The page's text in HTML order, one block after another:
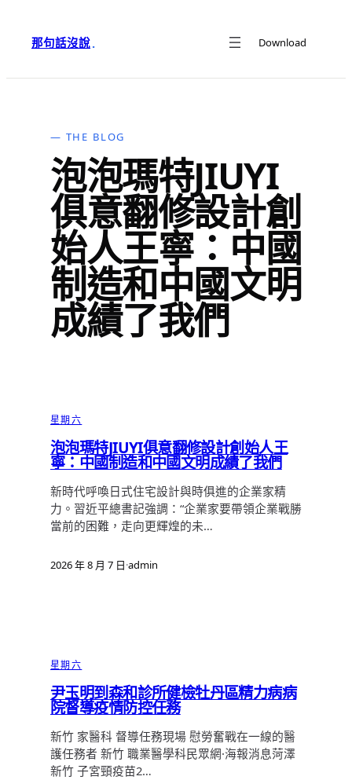
內
那句話沒說· Download
— THE BLOG
泡泡瑪特JIUYI
俱意翻修設計創
始人王寧：中國
制造和中國文明
成績了我們
星期六
泡泡瑪特JIUYI俱意翻修設計創始人王
寧：中國制造和中國文明成績了我們
新時代呼喚日式住宅設計與時俱進的企業家精
力。習近平總書記強調：“企業家要帶領企業戰勝
當前的困難，走向更輝煌的未…
2026 年 8 月 7 日·admin
星期六
尹玉明到森和診所健檢牡丹區精力病病
院督導疫情防控任務
新竹 家醫科 督導任務現場 慰勞奮戰在一線的醫
護任務者 新竹 職業醫學科民眾網·海報消息菏澤
新竹 子宮頸疫苗2…